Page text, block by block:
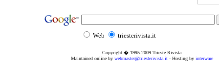
Web triesterivista.it
Copyright � 1995-2009 Trieste Rivista
Maintained online by webmaster@triesterivista.it- Hosting by interware